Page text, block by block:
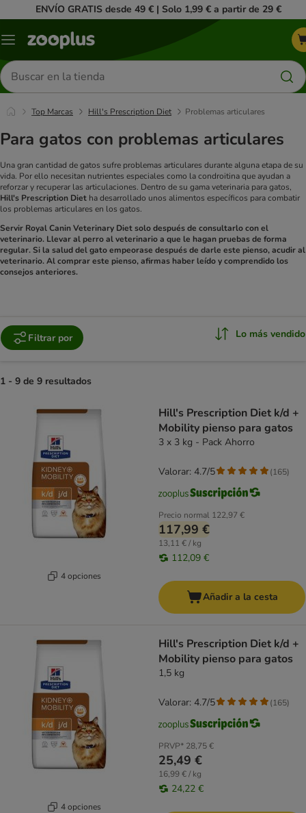
ENVÍO GRATIS desde 49 € | Solo 1,99 € a partir de 29 €
Menú
Buscar
productos
Top Marcas Hill's Prescription Diet Problemas articulares
Para gatos con problemas articulares
Una gran cantidad de gatos sufre problemas articulares durante alguna etapa de su
vida. Por ello necesitan nutrientes especiales como la condroitina que ayudan a
reforzar y recuperar las articulaciones. Dentro de su gama veterinaria para gatos,
Hill's Prescription Diet ha desarrollado unos alimentos específicos para combatir
los problemas articulares en los gatos.
Servir Royal Canin Veterinary Diet solo después de consultarlo con el
veterinario. Llevar al perro al veterinario a que le hagan pruebas de forma
regular. Si la salud del gato empeorase después de darle este pienso, acudir al
veterinario. Al comprar este pienso, afirmas haber leído y comprendido los
consejos anteriores.
Filtrar por Lo más vendido
1 - 9 de 9 resultados
4 opciones
Hill's Prescription Diet k/d +
Mobility pienso para gatos
3 x 3 kg - Pack Ahorro
Precio normal 122,97 €
117,99 €
13,11 € / kg
112,09 €
Valorar: 4.7/5 (165)
Añadir a la cesta
4 opciones
Hill's Prescription Diet k/d +
Mobility pienso para gatos
1,5 kg
PRVP* 28,75 €
25,49 €
16,99 € / kg
24,22 €
Valorar: 4.7/5 (165)